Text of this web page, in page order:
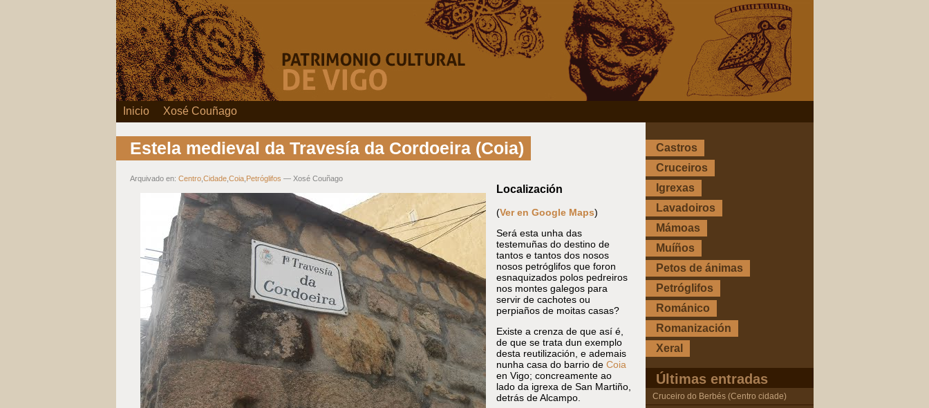
Inicio Xosé Couñago
Estela medieval da Travesía da Cordoeira (Coia)
Arquivado en: Centro, Cidade, Coia, Petróglifos — Xosé Couñago
Localización
(Ver en Google Maps)
Será esta unha das
testemuñas do destino de
tantos e tantos dos nosos
nosos petróglifos que foron
esnaquizados polos pedreiros
nos montes galegos para
servir de cachotes ou
perpiaños de moitas casas?
Existe a crenza de que así é,
de que se trata dun exemplo
desta reutilización, e ademais
nunha casa do barrio de Coia
en Vigo; concreamente ao
lado da igrexa de San Martiño,
detrás de Alcampo.
Castros
Cruceiros
Igrexas
Lavadoiros
Mámoas
Muíños
Petos de ánimas
Petróglifos
Románico
Romanización
Xeral
Últimas entradas
Cruceiro do Berbés (Centro cidade)